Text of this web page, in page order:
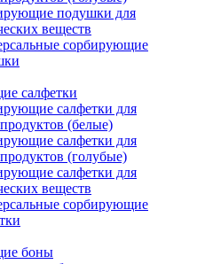
подушки для
веществ
сорбирующие
салфетки
салфетки для
(белые)
салфетки для
(голубые)
салфетки для
веществ
сорбирующие
боны